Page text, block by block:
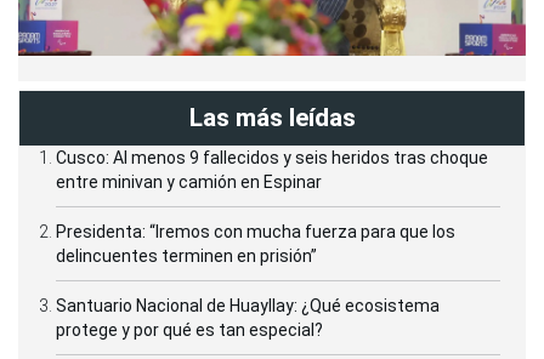
Las más leídas
Cusco: Al menos 9 fallecidos y seis heridos tras choque
entre minivan y camión en Espinar
Presidenta: “Iremos con mucha fuerza para que los
delincuentes terminen en prisión”
Santuario Nacional de Huayllay: ¿Qué ecosistema
protege y por qué es tan especial?